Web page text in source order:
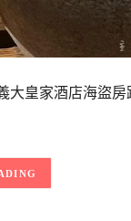
大皇家酒店海盜